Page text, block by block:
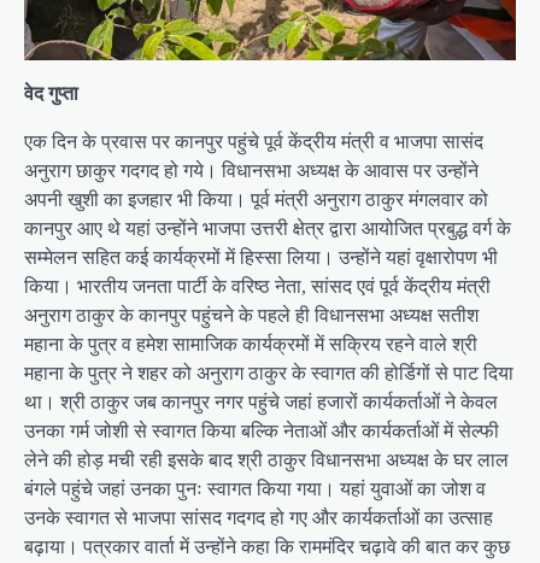
वेद गुप्ता
एक दिन के प्रवास पर कानपुर पहुंचे पूर्व केंद्रीय मंत्री व भाजपा सासंद
अनुराग छाकुर गदगद हो गये। विधानसभा अध्यक्ष के आवास पर उन्होंने
अपनी खुशी का इजहार भी किया। पूर्व मंत्री अनुराग ठाकुर मंगलवार को
कानपुर आए थे यहां उन्होंने भाजपा उत्तरी क्षेत्र द्वारा आयोजित प्रबुद्ध वर्ग के
सम्मेलन सहित कई कार्यक्रमों में हिस्सा लिया। उन्होंने यहां वृक्षारोपण भी
किया। भारतीय जनता पार्टी के वरिष्ठ नेता, सांसद एवं पूर्व केंद्रीय मंत्री
अनुराग ठाकुर के कानपुर पहुंचने के पहले ही विधानसभा अध्यक्ष सतीश
महाना के पुत्र व हमेश सामाजिक कार्यक्रमों में सक्रिय रहने वाले श्री
महाना के पुत्र ने शहर को अनुराग ठाकुर के स्वागत की होर्डिगों से पाट दिया
था। श्री ठाकुर जब कानपुर नगर पहुंचे जहां हजारों कार्यकर्ताओं ने केवल
उनका गर्म जोशी से स्वागत किया बल्कि नेताओं और कार्यकर्ताओं में सेल्फी
लेने की होड़ मची रही इसके बाद श्री ठाकुर विधानसभा अध्यक्ष के घर लाल
बंगले पहुंचे जहां उनका पुनः स्वागत किया गया। यहां युवाओं का जोश व
उनके स्वागत से भाजपा सांसद गदगद हो गए और कार्यकर्ताओं का उत्साह
बढ़ाया। पत्रकार वार्ता में उन्होंने कहा कि राममंदिर चढ़ावे की बात कर कुछ